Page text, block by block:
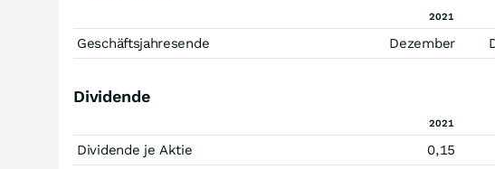
2021
Geschäftsjahresende Dezember
Dividende
2021
Dividende je Aktie 0,15